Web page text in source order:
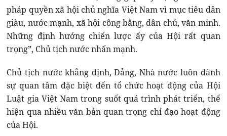
pháp quyền xã hội chủ nghĩa Việt Nam vì mục tiêu dân
giàu, nước mạnh, xã hội công bằng, dân chủ, văn minh.
Những định hướng chiến lược ấy của Hội rất quan
trọng”, Chủ tịch nước nhấn mạnh.
Chủ tịch nước khẳng định, Đảng, Nhà nước luôn dành
sự quan tâm đặc biệt đến tổ chức hoạt động của Hội
Luật gia Việt Nam trong suốt quá trình phát triển, thể
hiện qua nhiều văn bản quan trọng chỉ đạo hoạt động
của Hội.